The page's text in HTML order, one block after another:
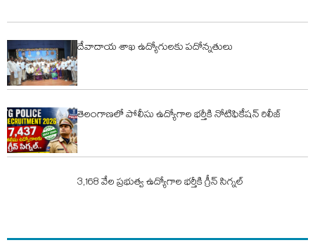
దేవాదాయ శాఖ ఉద్యోగులకు పదోన్నతులు
తెలంగాణలో పోలీసు ఉద్యోగాల భర్తీకి నోటిఫికేషన్‌ రిలీజ్
3,168 వేల ప్రభుత్వ ఉద్యోగాల భర్తీకి గ్రీన్ సిగ్నల్